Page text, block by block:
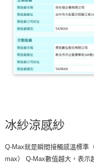
冰紗涼感紗
Q-Max就是瞬間接觸感溫標準
max） Q-Max數值越大，表示